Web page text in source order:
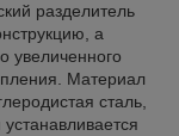
разделитель
а
увеличенного
Материал
сталь,